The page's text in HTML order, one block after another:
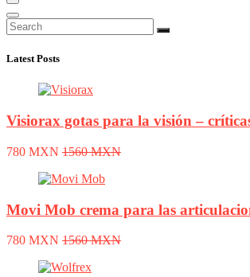
Latest Posts
Visiorax gotas para la visión –
780 MXN 1560 MXN
Movi Mob crema para las
780 MXN 1560 MXN